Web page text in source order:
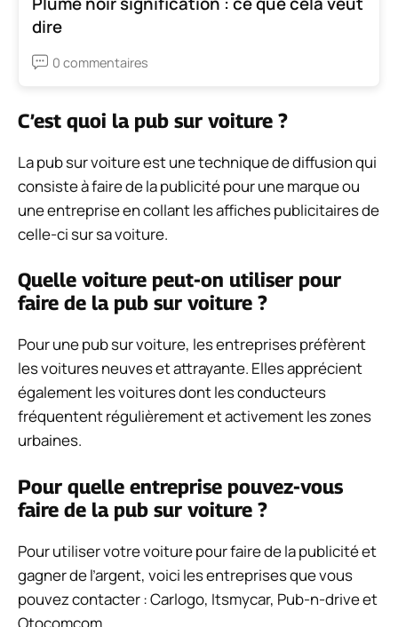
dire
0 commentaires
C’est quoi la pub sur voiture ?
La pub sur voiture est une technique de diffusion qui
consiste à faire de la publicité pour une marque ou
une entreprise en collant les affiches publicitaires de
celle-ci sur sa voiture.
Quelle voiture peut-on utiliser pour
faire de la pub sur voiture ?
Pour une pub sur voiture, les entreprises préfèrent
les voitures neuves et attrayante. Elles apprécient
également les voitures dont les conducteurs
fréquentent régulièrement et activement les zones
urbaines.
Pour quelle entreprise pouvez-vous
faire de la pub sur voiture ?
Pour utiliser votre voiture pour faire de la publicité et
gagner de l’argent, voici les entreprises que vous
pouvez contacter : Carlogo, Itsmycar, Pub-n-drive et
Otocomcom.